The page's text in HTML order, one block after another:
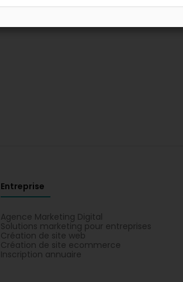
Entreprise
Agence Marketing Digital
Solutions marketing pour entreprises
Création de site web
Création de site ecommerce
Inscription annuaire